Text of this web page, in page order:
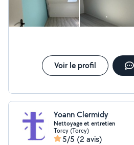
Voir le profil
Yoann Clermidy
Nettoyage et entretien
Torcy (Torcy)
5/5 (2 avis)